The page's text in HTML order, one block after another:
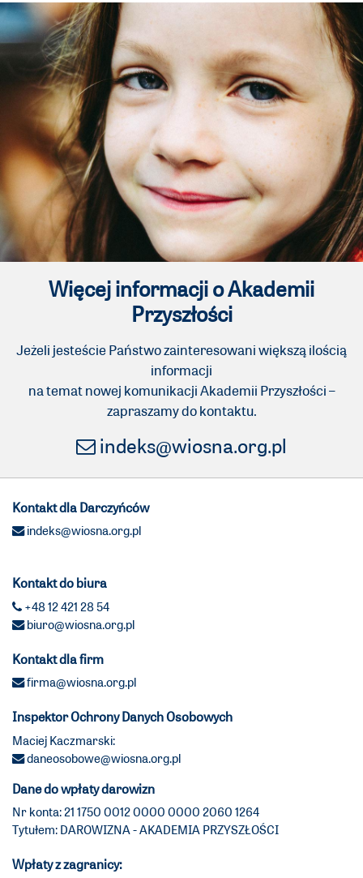
Więcej informacji o Akademii
Przyszłości
Jeżeli jesteście Państwo zainteresowani większą ilością
informacji
na temat nowej komunikacji Akademii Przyszłości –
zapraszamy do kontaktu.
indeks@wiosna.org.pl
Kontakt dla Darczyńców
indeks@wiosna.org.pl
Kontakt do biura
+48 12 421 28 54
biuro@wiosna.org.pl
Kontakt dla firm
firma@wiosna.org.pl
Inspektor Ochrony Danych Osobowych
Maciej Kaczmarski:
daneosobowe@wiosna.org.pl
Dane do wpłaty darowizn
Nr konta: 21 1750 0012 0000 0000 2060 1264
Tytułem: DAROWIZNA - AKADEMIA PRZYSZŁOŚCI
Wpłaty z zagranicy: